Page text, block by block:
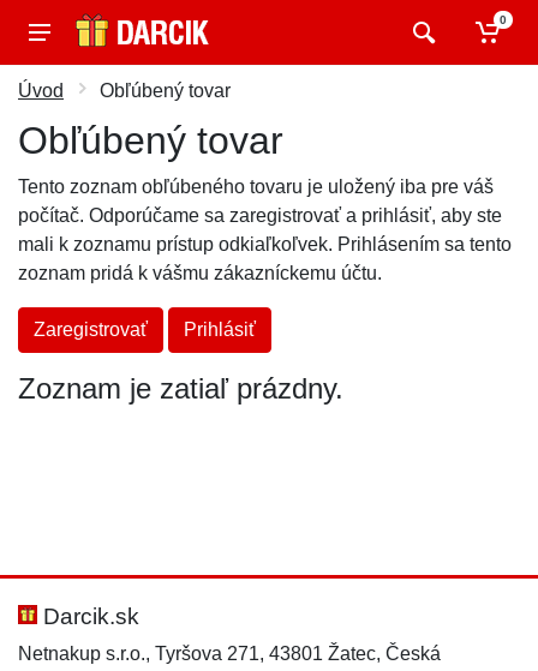
0
Úvod Obľúbený tovar
Obľúbený tovar
Tento zoznam obľúbeného tovaru je uložený iba pre váš
počítač. Odporúčame sa zaregistrovať a prihlásiť, aby ste
mali k zoznamu prístup odkiaľkoľvek. Prihlásením sa tento
zoznam pridá k vášmu zákazníckemu účtu.
Zaregistrovať Prihlásiť
Zoznam je zatiaľ prázdny.
Darcik.sk
Netnakup s.r.o., Tyršova 271, 43801 Žatec, Česká